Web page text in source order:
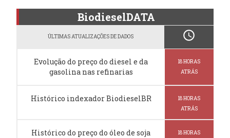
BiodieselDATA
ÚLTIMAS ATUALIZAÇÕES DE DADOS schedule
Evolução do preço do diesel e da
gasolina nas refinarias
18 HORAS
ATRÁS
Histórico indexador BiodieselBR
18 HORAS
ATRÁS
Histórico do preço do óleo de soja
18 HORAS